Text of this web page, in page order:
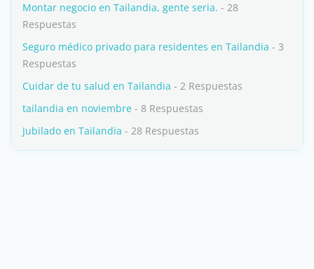
Montar negocio en Tailandia, gente seria. - 28
Respuestas
Seguro médico privado para residentes en Tailandia - 3
Respuestas
Cuidar de tu salud en Tailandia - 2 Respuestas
tailandia en noviembre - 8 Respuestas
Jubilado en Tailandia - 28 Respuestas